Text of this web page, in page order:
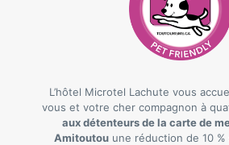
L’hôtel Microtel Lachute vous
vous et votre cher compagnon à
aux détenteurs de la carte de
Amitoutou une réduction de 10